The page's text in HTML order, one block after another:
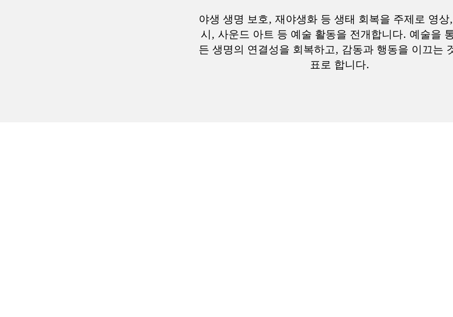
야생 생명 보호, 재야생화 등 생태 회복을 주제로 영
시, 사운드 아트 등 예술 활동을 전개합니다. 예술을
든 생명의 연결성을 회복하고, 감동과 행동을 이끄는
표로 합니다.